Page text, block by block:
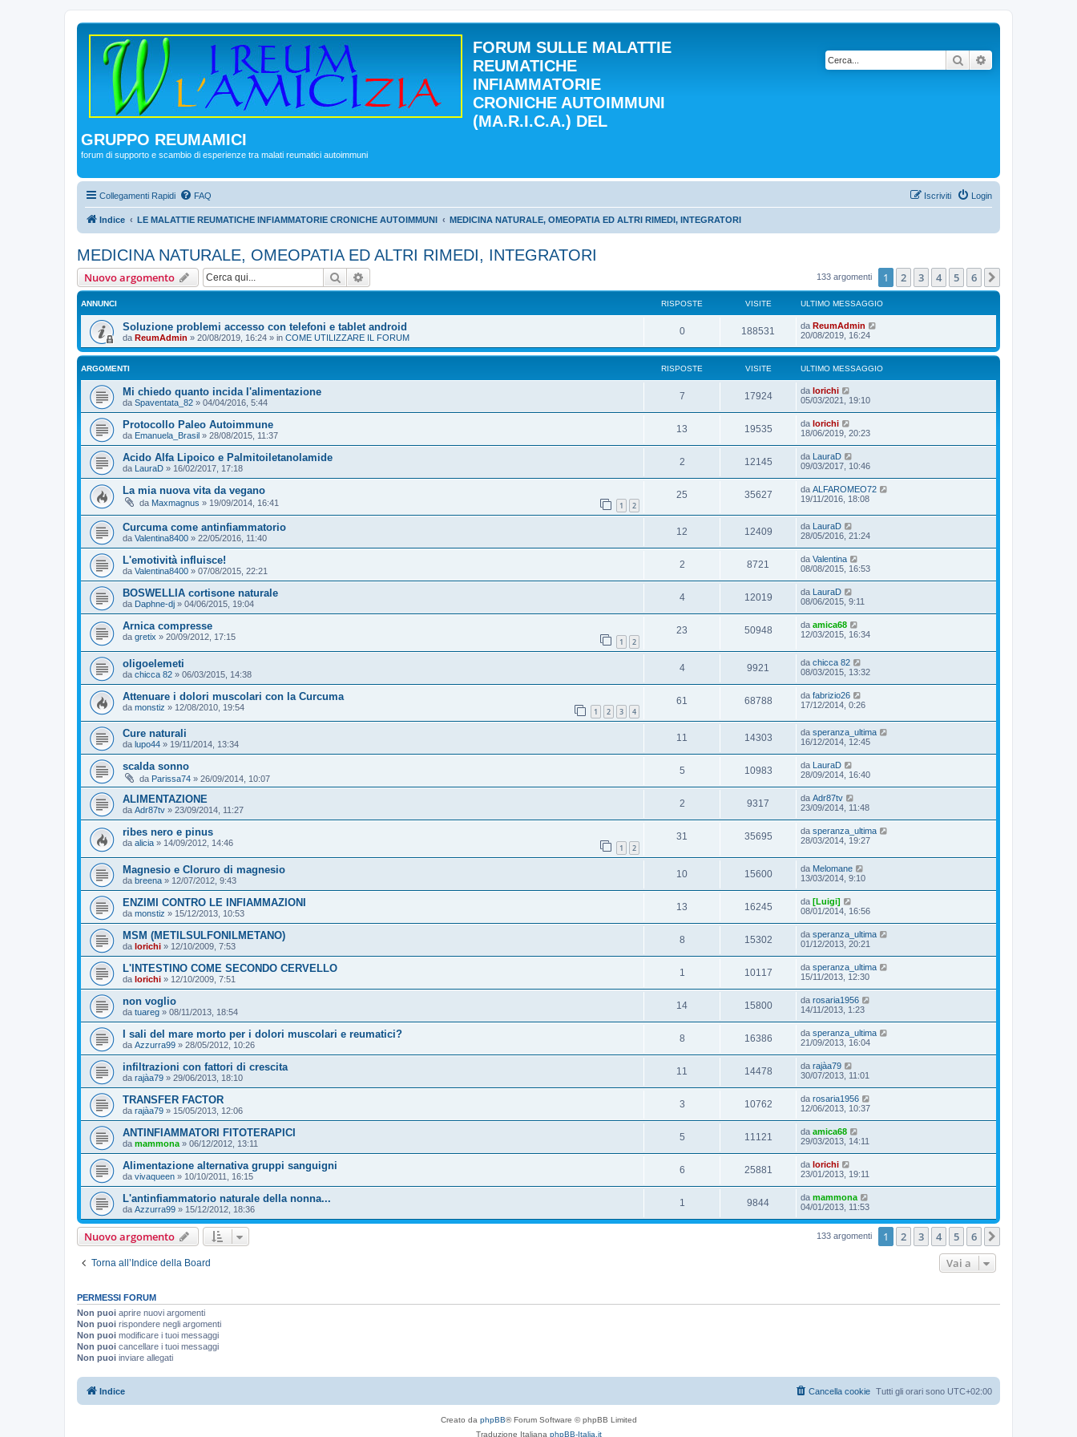
FORUM SULLE MALATTIE
REUMATICHE
INFIAMMATORIE
CRONICHE AUTOIMMUNI
(MA.R.I.C.A.) DEL
GRUPPO REUMAMICI
forum di supporto e scambio di esperienze tra malati reumatici autoimmuni
Cerca
Collegamenti Rapidi FAQ Login
Iscriviti
Indice LE MALATTIE REUMATICHE INFIAMMATORIE CRONICHE AUTOIMMUNI MEDICINA NATURALE, OMEOPATIA ED ALTRI RIMEDI, INTEGRATORI
MEDICINA NATURALE, OMEOPATIA ED ALTRI RIMEDI, INTEGRATORI
Nuovo argomento Cerca 133 argomenti 1 2 3 4 5 6
ANNUNCI RISPOSTE VISITE ULTIMO MESSAGGIO
Soluzione problemi accesso con telefoni e tablet android
da ReumAdmin » 20/08/2019, 16:24 » in COME UTILIZZARE IL FORUM
0 188531 da ReumAdmin
20/08/2019, 16:24
ARGOMENTI RISPOSTE VISITE ULTIMO MESSAGGIO
Mi chiedo quanto incida l'alimentazione
da Spaventata_82 » 04/04/2016, 5:44
7 17924 da lorichi
05/03/2021, 19:10
Protocollo Paleo Autoimmune
da Emanuela_Brasil » 28/08/2015, 11:37
13 19535 da lorichi
18/06/2019, 20:23
Acido Alfa Lipoico e Palmitoiletanolamide
da LauraD » 16/02/2017, 17:18
2 12145 da LauraD
09/03/2017, 10:46
La mia nuova vita da vegano
da Maxmagnus » 19/09/2014, 16:41 1 2
25 35627 da ALFAROMEO72
19/11/2016, 18:08
Curcuma come antinfiammatorio
da Valentina8400 » 22/05/2016, 11:40
12 12409 da LauraD
28/05/2016, 21:24
L'emotività influisce!
da Valentina8400 » 07/08/2015, 22:21
2 8721 da Valentina
08/08/2015, 16:53
BOSWELLIA cortisone naturale
da Daphne-dj » 04/06/2015, 19:04
4 12019 da LauraD
08/06/2015, 9:11
Arnica compresse
da gretix » 20/09/2012, 17:15 1 2
23 50948 da amica68
12/03/2015, 16:34
oligoelemeti
da chicca 82 » 06/03/2015, 14:38
4 9921 da chicca 82
08/03/2015, 13:32
Attenuare i dolori muscolari con la Curcuma
da monstiz » 12/08/2010, 19:54 1 2 3 4
61 68788 da fabrizio26
17/12/2014, 0:26
Cure naturali
da lupo44 » 19/11/2014, 13:34
11 14303 da speranza_ultima
16/12/2014, 12:45
scalda sonno
da Parissa74 » 26/09/2014, 10:07
5 10983 da LauraD
28/09/2014, 16:40
ALIMENTAZIONE
da Adr87tv » 23/09/2014, 11:27
2 9317 da Adr87tv
23/09/2014, 11:48
ribes nero e pinus
da alicia » 14/09/2012, 14:46 1 2
31 35695 da speranza_ultima
28/03/2014, 19:27
Magnesio e Cloruro di magnesio
da breena » 12/07/2012, 9:43
10 15600 da Melomane
13/03/2014, 9:10
ENZIMI CONTRO LE INFIAMMAZIONI
da monstiz » 15/12/2013, 10:53
13 16245 da [Luigi]
08/01/2014, 16:56
MSM (METILSULFONILMETANO)
da lorichi » 12/10/2009, 7:53
8 15302 da speranza_ultima
01/12/2013, 20:21
L'INTESTINO COME SECONDO CERVELLO
da lorichi » 12/10/2009, 7:51
1 10117 da speranza_ultima
15/11/2013, 12:30
non voglio
da tuareg » 08/11/2013, 18:54
14 15800 da rosaria1956
14/11/2013, 1:23
I sali del mare morto per i dolori muscolari e reumatici?
da Azzurra99 » 28/05/2012, 10:26
8 16386 da speranza_ultima
21/09/2013, 16:04
infiltrazioni con fattori di crescita
da rajàa79 » 29/06/2013, 18:10
11 14478 da rajàa79
30/07/2013, 11:01
TRANSFER FACTOR
da rajàa79 » 15/05/2013, 12:06
3 10762 da rosaria1956
12/06/2013, 10:37
ANTINFIAMMATORI FITOTERAPICI
da mammona » 06/12/2012, 13:11
5 11121 da amica68
29/03/2013, 14:11
Alimentazione alternativa gruppi sanguigni
da vivaqueen » 10/10/2011, 16:15
6 25881 da lorichi
23/01/2013, 19:11
L'antinfiammatorio naturale della nonna...
da Azzurra99 » 15/12/2012, 18:36
1 9844 da mammona
04/01/2013, 11:53
Nuovo argomento 133 argomenti 1 2 3 4 5 6
Torna all’Indice della Board Vai a
PERMESSI FORUM
Non puoi aprire nuovi argomenti
Non puoi rispondere negli argomenti
Non puoi modificare i tuoi messaggi
Non puoi cancellare i tuoi messaggi
Non puoi inviare allegati
Indice Tutti gli orari sono UTC+02:00
Cancella cookie
Creato da phpBB® Forum Software © phpBB Limited
Traduzione Italiana phpBB-Italia.it